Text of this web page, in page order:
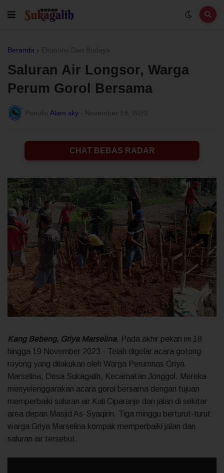
Beranda
Saluran Air Longsor, Warga
Perum Gorol Bersama
Alam sky
CHAT BEBAS RADAR
Kang Bebeng, Griya Marselina. Pada akhir pekan ini 18
hingga 19 November 2023 - Telah digelar acara gotong-
royong yang dilakukan oleh Warga Perumnas Griya
Marselina, Desa Sukagalih, Kecamatan Jonggol. Mereka
menyelenggarakan acara gorol bersama dengan tujuan
memperbaiki saluran air Kali Ciparanje dan jalan di sekitar
area depan Masjid As-Syaqirin. Tiga minggu berturut-turut
warga Griya Marselina kompak memperbaiki jalan dan
saluran air tersebut.